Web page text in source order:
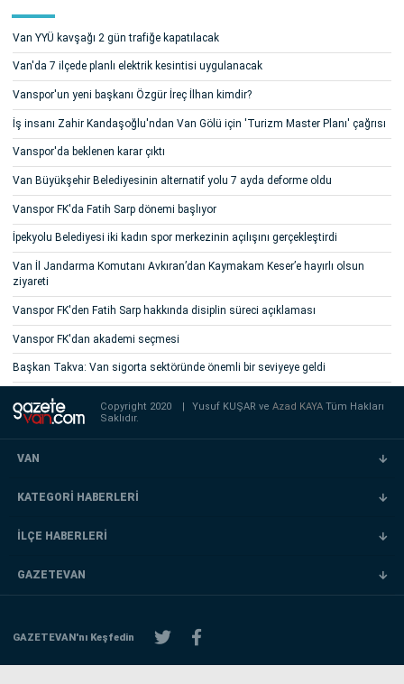
Van YYÜ kavşağı 2 gün trafiğe kapatılacak
Van'da 7 ilçede planlı elektrik kesintisi uygulanacak
Vanspor'un yeni başkanı Özgür İreç İlhan kimdir?
İş insanı Zahir Kandaşoğlu'ndan Van Gölü için 'Turizm Master Planı' çağrısı
Vanspor'da beklenen karar çıktı
Van Büyükşehir Belediyesinin alternatif yolu 7 ayda deforme oldu
Vanspor FK'da Fatih Sarp dönemi başlıyor
İpekyolu Belediyesi iki kadın spor merkezinin açılışını gerçekleştirdi
Van İl Jandarma Komutanı Avkıran’dan Kaymakam Keser’e hayırlı olsun
ziyareti
Vanspor FK'den Fatih Sarp hakkında disiplin süreci açıklaması
Vanspor FK'dan akademi seçmesi
Başkan Takva: Van sigorta sektöründe önemli bir seviyeye geldi
Copyright 2020 | Yusuf KUŞAR veAzad KAYATüm Hakları
Saklıdır.
VAN
KATEGORİ HABERLERİ
İLÇE HABERLERİ
GAZETEVAN
GAZETEVAN'nı Keşfedin